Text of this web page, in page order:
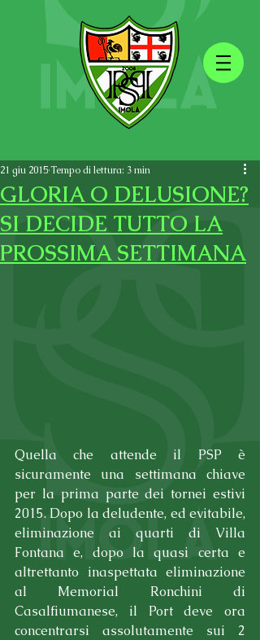
GLORIA O DELUSIONE?
SI DECIDE TUTTO LA
PROSSIMA SETTIMANA
21 giu 2015Tempo di lettura: 3 min
Quella che attende il PSP è
sicuramente una settimana chiave
per la prima parte dei tornei estivi
2015. Dopo la deludente, ed evitabile,
eliminazione ai quarti di Villa
Fontana e, dopo la quasi certa e
altrettanto inaspettata eliminazione
al Memorial Ronchini di
Casalfiumanese, il Port deve ora
concentrarsi assolutamente sui 2